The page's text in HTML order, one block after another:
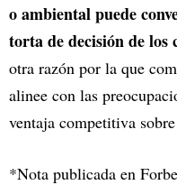
o ambiental puede
torta de decisión de los
otra razón por la que
alinee con las
ventaja competitiva sobre
*Nota publicada en